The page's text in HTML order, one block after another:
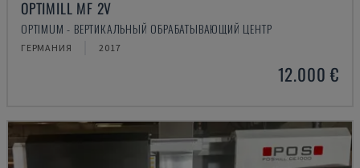
OPTIMILL MF 2V
OPTIMUM - ВЕРТИКАЛЬНЫЙ ОБРАБАТЫВАЮЩИЙ ЦЕНТР
ГЕРМАНИЯ 2017
12.000 €